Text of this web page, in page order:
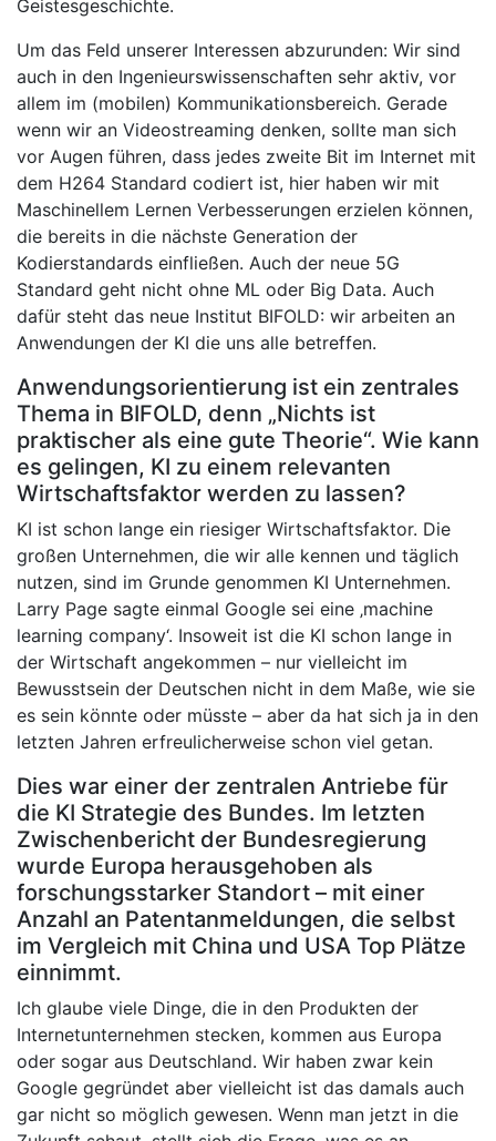
Geistesgeschichte.
Um das Feld unserer Interessen abzurunden: Wir sind
auch in den Ingenieurswissenschaften sehr aktiv, vor
allem im (mobilen) Kommunikationsbereich. Gerade
wenn wir an Videostreaming denken, sollte man sich
vor Augen führen, dass jedes zweite Bit im Internet mit
dem H264 Standard codiert ist, hier haben wir mit
Maschinellem Lernen Verbesserungen erzielen können,
die bereits in die nächste Generation der
Kodierstandards einfließen. Auch der neue 5G
Standard geht nicht ohne ML oder Big Data. Auch
dafür steht das neue Institut BIFOLD: wir arbeiten an
Anwendungen der KI die uns alle betreffen.
Anwendungsorientierung ist ein zentrales
Thema in BIFOLD, denn „Nichts ist
praktischer als eine gute Theorie“. Wie kann
es gelingen, KI zu einem relevanten
Wirtschaftsfaktor werden zu lassen?
KI ist schon lange ein riesiger Wirtschaftsfaktor. Die
großen Unternehmen, die wir alle kennen und täglich
nutzen, sind im Grunde genommen KI Unternehmen.
Larry Page sagte einmal Google sei eine ‚machine
learning company‘. Insoweit ist die KI schon lange in
der Wirtschaft angekommen – nur vielleicht im
Bewusstsein der Deutschen nicht in dem Maße, wie sie
es sein könnte oder müsste – aber da hat sich ja in den
letzten Jahren erfreulicherweise schon viel getan.
Dies war einer der zentralen Antriebe für
die KI Strategie des Bundes. Im letzten
Zwischenbericht der Bundesregierung
wurde Europa herausgehoben als
forschungsstarker Standort – mit einer
Anzahl an Patentanmeldungen, die selbst
im Vergleich mit China und USA Top Plätze
einnimmt.
Ich glaube viele Dinge, die in den Produkten der
Internetunternehmen stecken, kommen aus Europa
oder sogar aus Deutschland. Wir haben zwar kein
Google gegründet aber vielleicht ist das damals auch
gar nicht so möglich gewesen. Wenn man jetzt in die